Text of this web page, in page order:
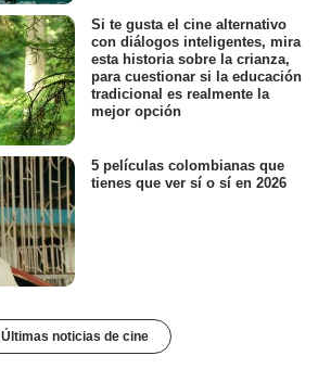
Si te gusta el cine alternativo
con diálogos inteligentes, mira
esta historia sobre la crianza,
para cuestionar si la educación
tradicional es realmente la
mejor opción
5 películas colombianas que
tienes que ver sí o sí en 2026
Últimas noticias de cine